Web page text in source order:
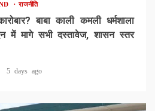
राजनीति
बाबा काली कमली धर्मशाला
में मागे सभी दस्तावेज, शासन स्तर
5 days ago